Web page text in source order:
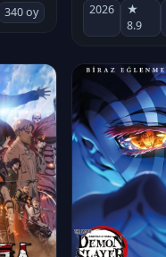
340 oy 2026
★
8.9